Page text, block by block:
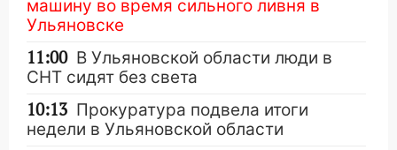
машину во время сильного ливня в
Ульяновске
11:00 В Ульяновской области люди в
СНТ сидят без света
10:13 Прокуратура подвела итоги
недели в Ульяновской области